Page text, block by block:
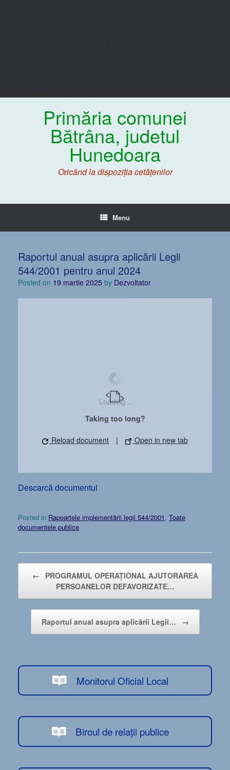
Primăria comunei
Bătrâna, judetul
Hunedoara
Oricând la dispoziția cetățenilor
Menu
Raportul anual asupra aplicării Legii
544/2001 pentru anul 2024
Posted on 19 martie 2025 by Dezvoltator
Loading...
Taking too long?
Reload document | Open in new tab
Descarcă documentul
Posted in Rapoartele implementării legii 544/2001, Toate
documentele publice.
←
PROGRAMUL OPERAȚIONAL AJUTORAREA
PERSOANELOR DEFAVORIZATE…
Raportul anual asupra aplicării Legii… →
Monitorul Oficial Local
Biroul de relații publice